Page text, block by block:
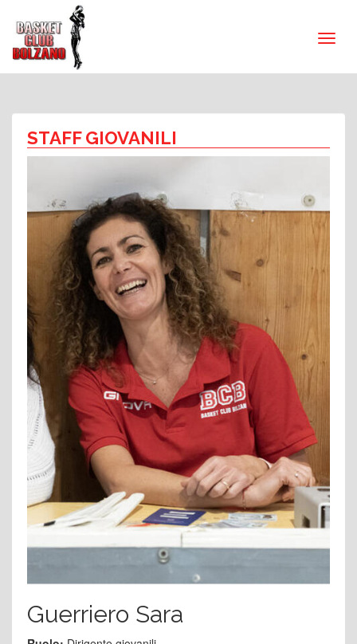
STAFF GIOVANILI
Guerriero Sara